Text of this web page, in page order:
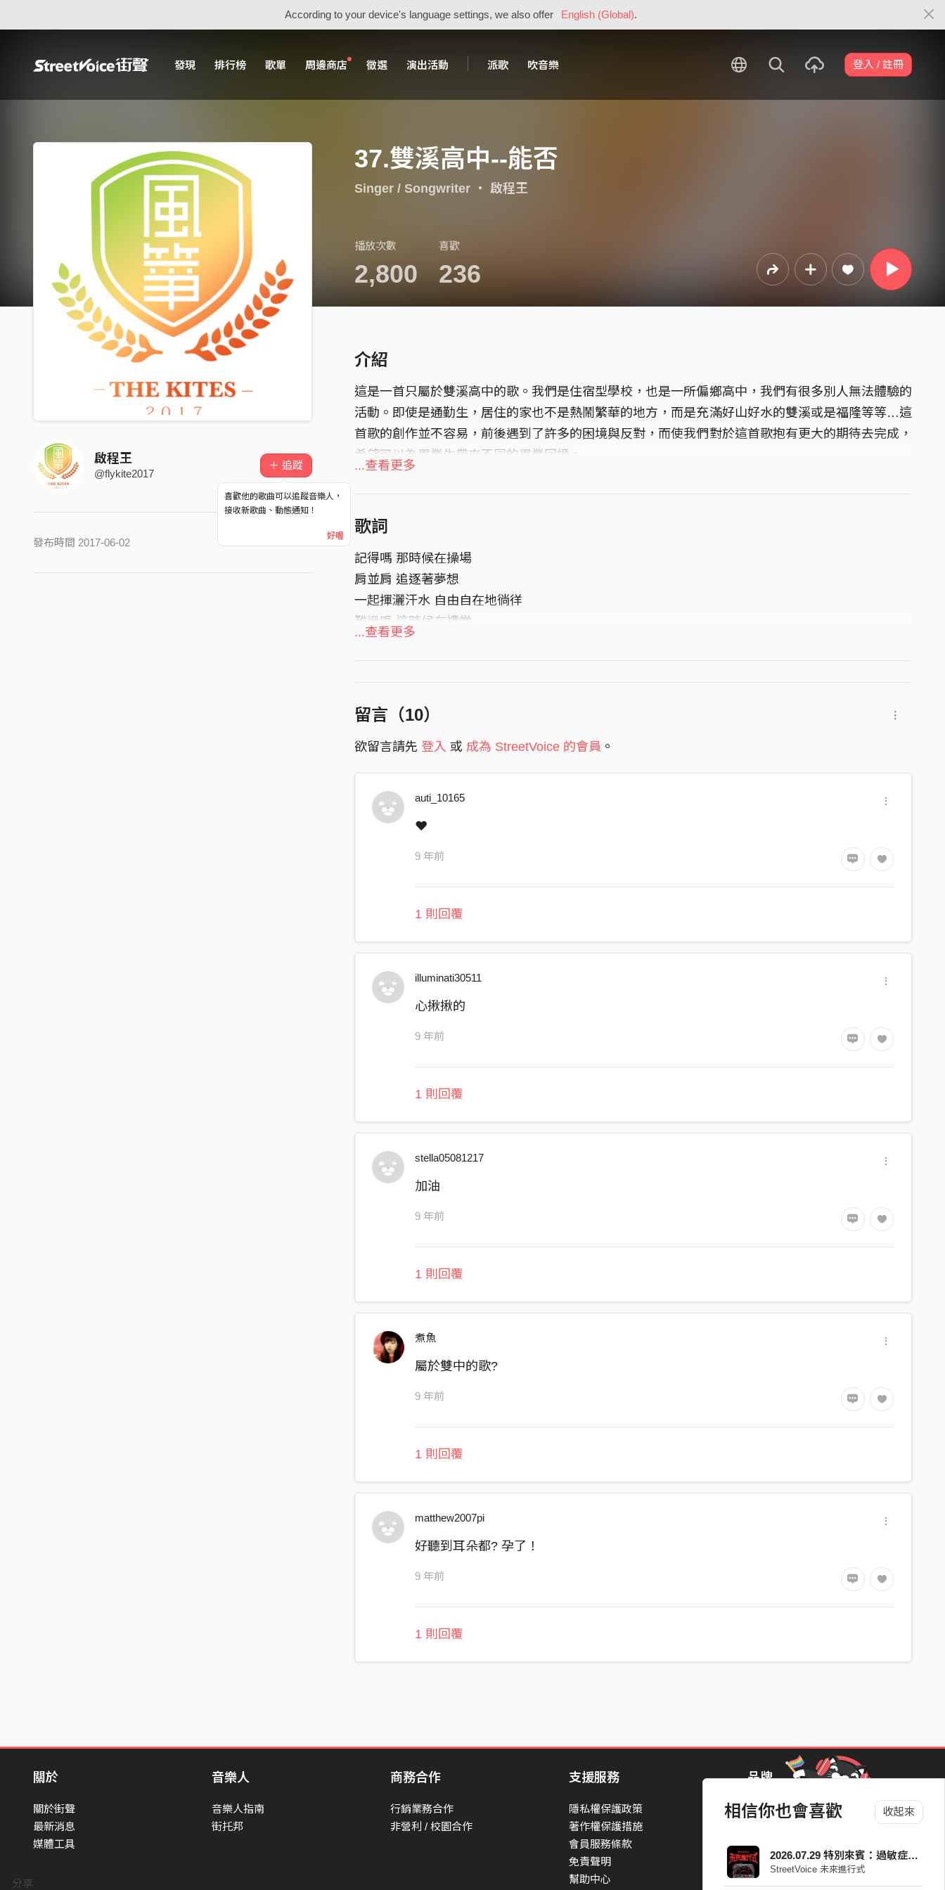
According to your device's language settings, we also offer English (Global).
發現 排行榜 歌單 周邊商店 徵選 演出活動 派歌 吹音樂 登入 / 註冊
分享
相信你也會喜歡 收起來
2026.07.29 特別來賓：過敏症候群
StreetVoice 未來進行式
37.雙溪高中--能否
Singer / Songwriter・ 啟程王
播放次數
2,800
喜歡
236
啟程王
@flykite2017
＋ 追蹤
喜歡他的歌曲可以追蹤音樂人，
接收新歌曲、動態通知！
好喔
發布時間 2017-06-02
介紹
這是一首只屬於雙溪高中的歌。我們是住宿型學校，也是一所偏鄉高中，我們有很多別人無法體驗的
活動。即使是通勤生，居住的家也不是熱鬧繁華的地方，而是充滿好山好水的雙溪或是福隆等等…這
首歌的創作並不容易，前後遇到了許多的困境與反對，而使我們對於這首歌抱有更大的期待去完成，
希望可以為畢業生帶來不同的畢業回憶。
...查看更多
歌詞
記得嗎 那時候在操場
肩並肩 追逐著夢想
一起揮灑汗水 自由自在地徜徉
難過嗎 這時候在禮堂
手拉手 回憶著過往
多麽不想面對 沒有你們的空蕩
躺在操場數星星 說著不分離
屬於我們的宴席 沒人能代替
難過嗎 這時候在禮堂
手拉手 回憶著過往
多麽不想面對 沒有你們的空蕩
能否給我時光機 讓我們回到過去
躺在操場數星星 說著不分離
屬於我們的宴席 沒人能代替
你們的加油打氣 我不會忘記
彼此之間的回憶 將它放心底
三年走過的美麗
還記得那年綠騎士 是三年來最後一次
在路上放肆的狂妄 在溪邊大笑的猖狂
晚上到了茶花莊 螢火蟲 點亮了 夢想
但是心裡想著早餐那些徬徨全都忘
深夜傳來翻牆的聲音
希望天公伯嘎哩波比 別讓教官找到你
免洗餐具的秘密 上演追逐的遊戲
豐功偉業的成績都成為 不朽的回憶
一同經歷三年後必須各自 分裝
但別忘了
我們曾經待過 雙溪 這故鄉
能否給我時光機 讓我們回到過去
能否給我時光機 讓我們感情延續
你們的加油打氣 我不會忘記
彼此之間的回憶 將它放心底
...查看更多
留言（10）
欲留言請先 登入 或 成為 StreetVoice 的會員 。
auti_10165
❤️
9 年前
1 則回覆
illuminati30511
心揪揪的
9 年前
1 則回覆
stella05081217
加油
9 年前
1 則回覆
煮魚
屬於雙中的歌?
9 年前
1 則回覆
matthew2007pi
好聽到耳朵都? 孕了！
9 年前
1 則回覆
關於
關於街聲
最新消息
媒體工具
音樂人
音樂人指南
街托邦
商務合作
行銷業務合作
非營利 / 校園合作
支援服務
隱私權保護政策
著作權保護措施
會員服務條款
免責聲明
幫助中心
品牌
StreetVoice Awards 街聲音樂獎
Blow 吹音樂
Packer 派歌
SimpleLife 簡單生活節